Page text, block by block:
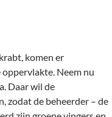
komen er
Neem nu
Daar wil de
zodat de beheerder – de